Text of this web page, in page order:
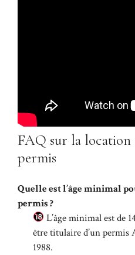
FAQ sur la location
permis
Quelle est l’âge minimal
permis ?
L’âge minimal est de
être titulaire d’un permis
1988.